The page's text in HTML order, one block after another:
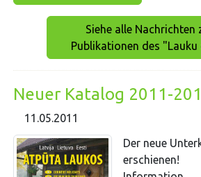
Siehe alle Nachrichten
Publikationen des
Neuer Katalog 2011-
11.05.2011
Der neue